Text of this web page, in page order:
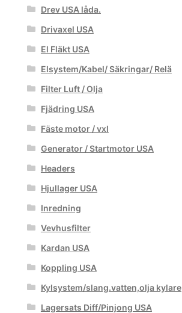
Drev USA låda.
Drivaxel USA
El Fläkt USA
Elsystem/Kabel/ Säkringar/ Relä
Filter Luft / Olja
Fjädring USA
Fäste motor / vxl
Generator / Startmotor USA
Headers
Hjullager USA
Inredning
Vevhusfilter
Kardan USA
Koppling USA
Kylsystem/slang.vatten,olja kylare
Lagersats Diff/Pinjong USA